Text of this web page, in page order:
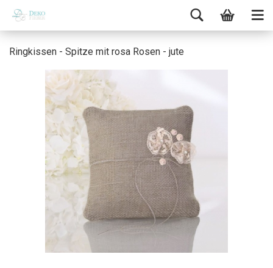
Ringkissen - Spitze mit rosa Rosen - jute